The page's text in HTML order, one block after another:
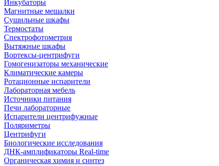
Инкубаторы
Магнитные мешалки
Сушильные шкафы
Термостаты
Спектрофотометрия
Вытяжные шкафы
Вортексы-центрифуги
Гомогенизаторы механические
Климатические камеры
Ротационные испарители
Лабораторная мебель
Источники питания
Печи лабораторные
Испарители центрифужные
Поляриметры
Центрифуги
Биологические исследования
ДНК-амплификаторы Real-time
Органическая химия и синтез